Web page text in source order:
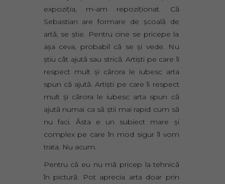
expoziţia, m-am repoziţionat. Că
Sebastian are formare de şcoală de
artă, se ştie. Pentru cine se pricepe la
aşa ceva, probabil că se şi vede. Nu
ştiu cât ajută sau strică. Artişti pe care îi
respect mult şi cărora le iubesc arta
spun că ajută. Artişti pe care îi respect
mult şi cărora le iubesc arta spun că
ajută numai ca să ştii mai rapid cum să
nu faci. Ăsta e un subiect mare şi
complex pe care în mod sigur îl vom
trata. Nu acum.
Pentru că eu nu mă pricep la tehnică
în pictură. Pot aprecia arta doar prin